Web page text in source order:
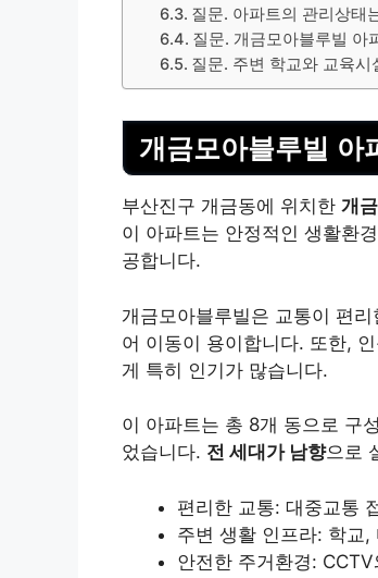
질문. 아파트의 관리상태
질문. 개금모아블루빌 아
질문. 주변 학교와 교육
개금모아블루빌 아
부산진구 개금동에 위치한 개
이 아파트는 안정적인 생활환
공합니다.
개금모아블루빌은 교통이 편
어 이동이 용이합니다. 또한,
게 특히 인기가 많습니다.
이 아파트는 총 8개 동으로 구
었습니다. 전 세대가 남향으로
편리한 교통: 대중교통
주변 생활 인프라: 학교
안전한 주거환경: